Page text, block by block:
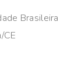
Brasileira